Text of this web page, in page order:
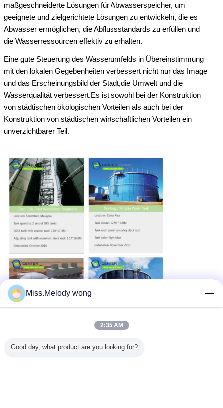
maßgeschneiderte Lösungen für Abwasserspeicher, um
geeignete und zielgerichtete Lösungen zu entwickeln, die es
Abwasser ermöglichen, die Abflussstandards zu erfüllen und
die Wasserressourcen effektiv zu erhalten.
Eine gute Steuerung des Wasserumfelds in Übereinstimmung
mit den lokalen Gegebenheiten verbessert nicht nur das Image
und das Erscheinungsbild der Stadt,die Umwelt und die
Wasserqualität verbessert.Es ist sowohl bei der Konstruktion
von städtischen ökologischen Vorteilen als auch bei der
Konstruktion von städtischen wirtschaftlichen Vorteilen ein
unverzichtbarer Teil.
Miss.Melody wong
2:35 AM
Good day, what product are you looking for?